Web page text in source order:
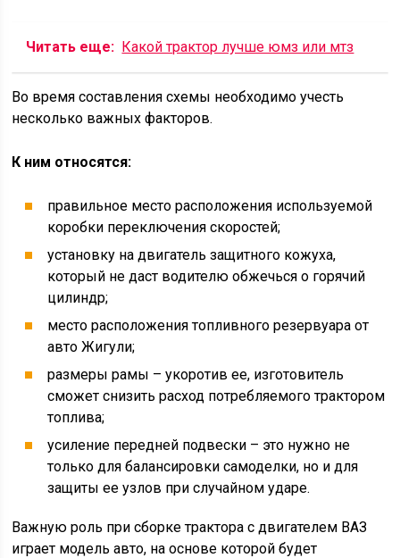
Читать еще: Какой трактор лучше юмз или мтз
Во время составления схемы необходимо учесть
несколько важных факторов.
К ним относятся:
правильное место расположения используемой
коробки переключения скоростей;
установку на двигатель защитного кожуха,
который не даст водителю обжечься о горячий
цилиндр;
место расположения топливного резервуара от
авто Жигули;
размеры рамы – укоротив ее, изготовитель
сможет снизить расход потребляемого трактором
топлива;
усиление передней подвески – это нужно не
только для балансировки самоделки, но и для
защиты ее узлов при случайном ударе.
Важную роль при сборке трактора с двигателем ВАЗ
играет модель авто, на основе которой будет